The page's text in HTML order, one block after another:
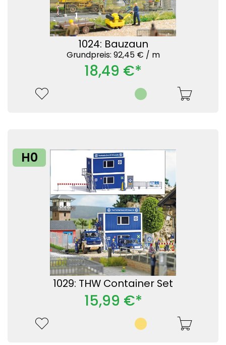
1024: Bauzaun
Grundpreis: 92,45 € / m
18,49 €*
H0
1029: THW Container Set
15,99 €*